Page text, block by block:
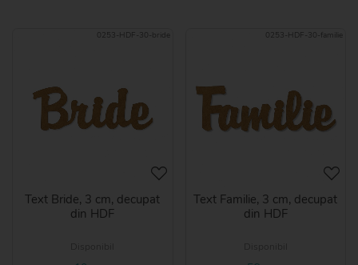
0253-HDF-30-bride
Text Bride, 3 cm, decupat
din HDF
0253-HDF-30-familie
Text Familie, 3 cm, decupat
din HDF